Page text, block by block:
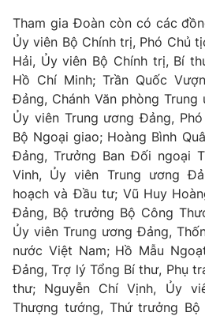
Hậu trường
Nhân vật
Khán giả
Giải sao mai
Giải trí
Điện ảnh
Âm nhạc
Sao
Đời sống
Du lịch
Làm đẹp
Chất lượng cuộc sống
Giáo dục
Tuyển sinh
Học trực tuyến
Công nghệ
Hitech Công nghệ tương lai
Sản phẩm
Thị trường
Tư vấn
Giao lưu trực tuyến
Lịch phát sóng
Chuyên mục khác
Tham gia Đoàn còn có các
Ủy viên Bộ Chính trị, Phó Chủ
Hải, Ủy viên Bộ Chính trị, Bí
Hồ Chí Minh; Trần Quốc
Đảng, Chánh Văn phòng Trung
Ủy viên Trung ương Đảng,
Bộ Ngoại giao; Hoàng Bình
Đảng, Trưởng Ban Đối ngoại
Vinh, Ủy viên Trung ương
hoạch và Đầu tư; Vũ Huy
Đảng, Bộ trưởng Bộ Công
Ủy viên Trung ương Đảng,
nước Việt Nam; Hồ Mẫu
Đảng, Trợ lý Tổng Bí thư, Phụ
thư; Nguyễn Chí Vịnh, Ủy
Thượng tướng, Thứ trưởng Bộ